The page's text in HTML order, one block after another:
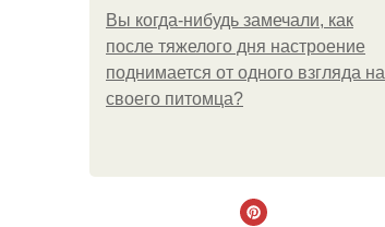
Вы когда-нибудь замечали, как
после тяжелого дня настроение
поднимается от одного взгляда на
своего питомца?